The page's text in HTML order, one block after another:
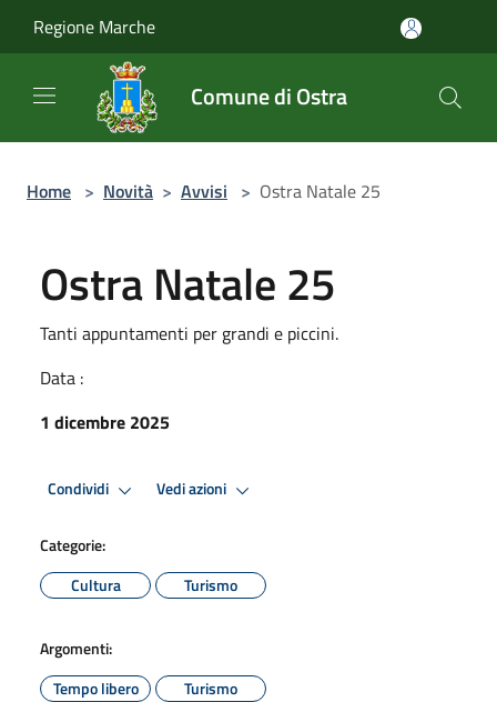
Regione Marche
Comune di Ostra
Home > Novità > Avvisi > Ostra Natale 25
Ostra Natale 25
Tanti appuntamenti per grandi e piccini.
Data :
1 dicembre 2025
Condividi Vedi azioni
Categorie:
Cultura
Turismo
Argomenti:
Tempo libero
Turismo